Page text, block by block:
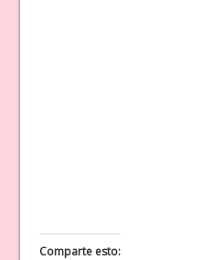
Comparte esto: